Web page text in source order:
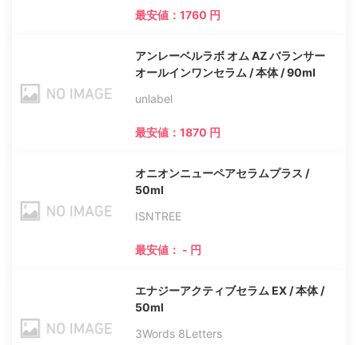
最安値：1760 円
アンレーベルラボ オム AZ バランサー
オールインワンセラム / 本体 / 90ml
unlabel
最安値：1870 円
オニオンニューペアセラムプラス /
50ml
ISNTREE
最安値： - 円
エナジーアクティブセラム EX / 本体 /
50ml
3Words 8Letters